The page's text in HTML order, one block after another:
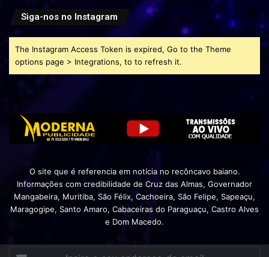
Siga-nos no Instagram
The Instagram Access Token is expired, Go to the Theme
options page > Integrations, to to refresh it.
O site que é referencia em notícia no recôncavo baiano.
Informações com credibilidade de Cruz das Almas, Governador
Mangabeira, Muritiba, São Félix, Cachoeira, São Felipe, Sapeaçu,
Maragogipe, Santo Amaro, Cabaceiras do Paraguaçu, Castro Alves
e Dom Macedo.